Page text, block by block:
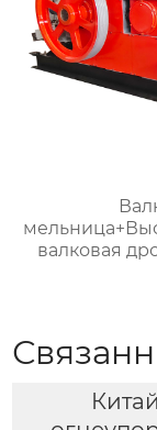
валковая